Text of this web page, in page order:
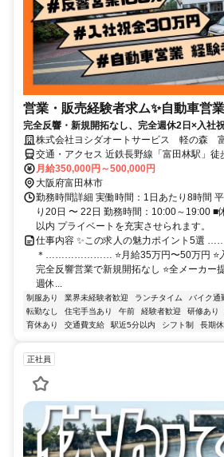
営業・販売経験者求ム✨自動車営
完全反響・新規開拓なし、完全週休2日×入社
株式会社ヨシダオートサービス 軽の森
交通・アクセス 近鉄長野線「富田林駅」徒
月給350,000円～500,000円
大阪府富田林市
勤務時間詳細 実働時間：1日あたり8時間
り20日 〜 22日 勤務時間：10:00～19:00
以内 プライベートを充実させられます。
仕事内容 ✨この求人の魅力ポイント5
＊………………… ⭐月給35万円〜50万円 ⭐入
完全反響営業で新規開拓なし ⭐全メーカー
週休...
制服あり 業界未経験者歓迎 ランチタイム バイク通
転勤なし
住宅手当あり 午前 経験者歓迎 研修あり
育休あり
交通費支給 駅近5分以内 シフト制 長期
正社員